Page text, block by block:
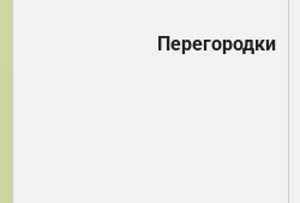
Перегородки